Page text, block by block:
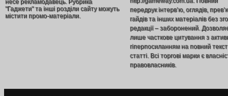
несе рекламодавець. Рубрика
"Гаджети" та інші розділи сайту можуть
містити промо-матеріали.
передрук інтерв’ю, оглядів,
гайдів та інших матеріалів без
редакції – заборонений.
лише часткове цитування з
гіперпосиланням на повний текст
статті. Всі торгові марки є
правовласників.